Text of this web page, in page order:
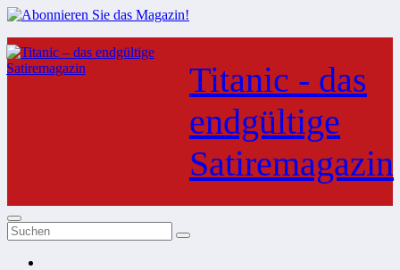
Zum
Inhalt
springen
Titanic - das
endgültige
Satiremagazin